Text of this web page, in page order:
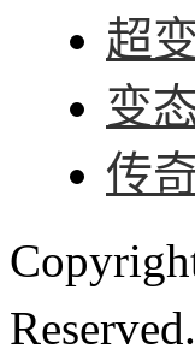
超
变
传
Reserved.